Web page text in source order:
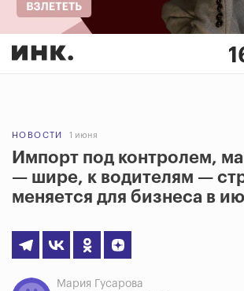
НОВОСТИ 1 июня
Импорт под контролем,
— шире, к водителям —
меняется для бизнеса в
Мария Гусарова